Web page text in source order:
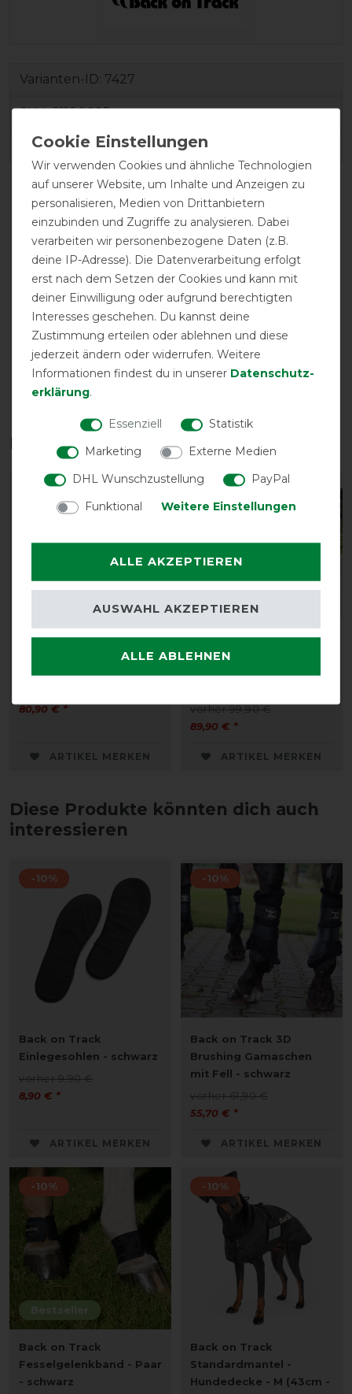
Varianten-ID: 7427
SKU:21180025
EAN:7340041102732
atmungsaktiv
Doppelter
Frontverschluss
Halsteil möglich
DETAILS ZUR PRODUKTSICHERHEIT
Das perfekte Zubehör für dich
Back on Track Halsteil
80,90 € *
ARTIKEL MERKEN
Back on Track
vorher 99,90 €
89,90 € *
ARTIKEL MERKEN
Diese Produkte könnten dich auch
interessieren
-10%
Back on Track
Einlegesohlen - schwarz
vorher 9,90 €
8,90 € *
ARTIKEL MERKEN
-10%
Back on Track 3D
Brushing Gamaschen
mit Fell - schwarz
vorher 61,90 €
55,70 € *
ARTIKEL MERKEN
Bestseller
-10%
Back on Track
Fesselgelenkband - Paar
- schwarz
-10%
Back on Track
Standardmantel -
Hundedecke - M (43cm -
Wir verwenden Cookies und ähnliche Technologien
auf unserer Website, um Inhalte und Anzeigen zu
personalisieren, Medien von Drittanbietern
einzubinden und Zugriffe zu analysieren. Dabei
verarbeiten wir personenbezogene Daten (z.B.
deine IP-Adresse). Die Datenverarbeitung erfolgt
erst nach dem Setzen der Cookies und kann mit
deiner Einwilligung oder aufgrund berechtigten
Interesses geschehen. Du kannst deine
Zustimmung erteilen oder ablehnen und diese
jederzeit ändern oder widerrufen. Weitere
Informationen findest du in unserer Daten­schutz­
erklärung.
Essenziell
Statistik
Marketing
Externe Medien
DHL Wunschzustellung
PayPal
Funktional
Weitere Einstellungen
ALLE AKZEPTIEREN
ALLE ABLEHNEN
AUSWAHL AKZEPTIEREN